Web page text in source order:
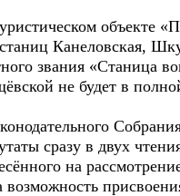
объекте
станиц Канеловская,
звания «Станица
не будет в
сразу в двух
на
возможность